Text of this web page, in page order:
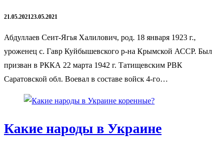
21.05.202123.05.2021
Абдуллаев Сеит-Ягья Халилович, род. 18 января 1923 г.,
уроженец с. Гавр Куйбышевского р-на Крымской АССР. Был
призван в РККА 22 марта 1942 г. Татищевским РВК
Саратовской обл. Воевал в составе войск 4-го…
Какие народы в Украине